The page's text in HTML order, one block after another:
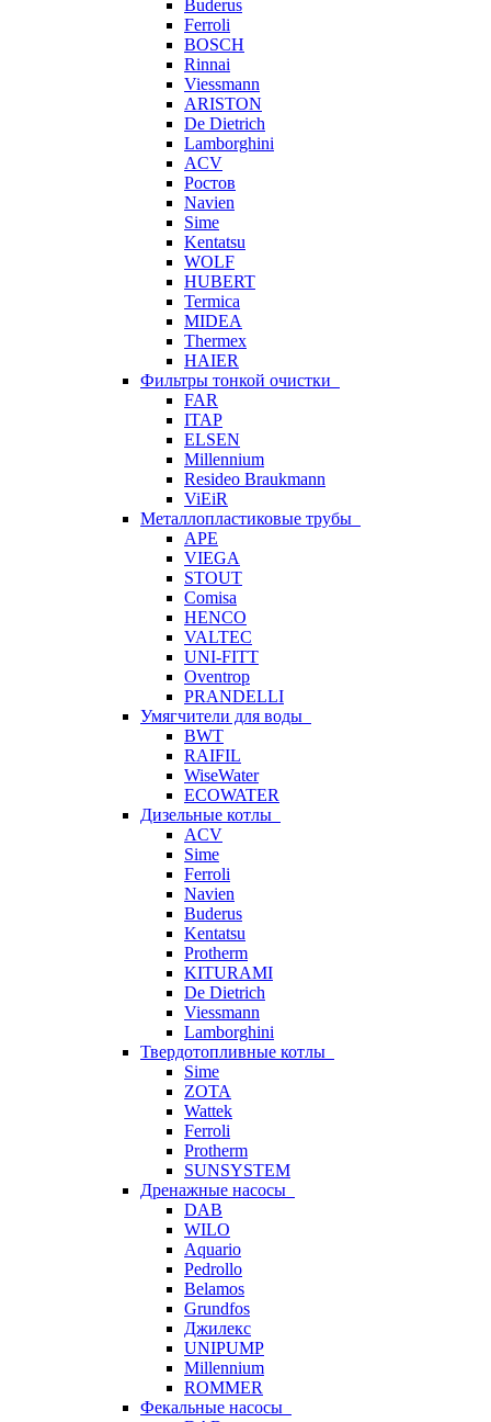
Buderus
Ferroli
BOSCH
Rinnai
Viessmann
ARISTON
De Dietrich
Lamborghini
ACV
Ростов
Navien
Sime
Kentatsu
WOLF
HUBERT
Termica
MIDEA
Thermex
HAIER
Фильтры тонкой очистки
FAR
ITAP
ELSEN
Millennium
Resideo Braukmann
ViEiR
Металлопластиковые трубы
APE
VIEGA
STOUT
Comisa
HENCO
VALTEC
UNI-FITT
Oventrop
PRANDELLI
Умягчители для воды
BWT
RAIFIL
WiseWater
ECOWATER
Дизельные котлы
ACV
Sime
Ferroli
Navien
Buderus
Kentatsu
Protherm
KITURAMI
De Dietrich
Viessmann
Lamborghini
Твердотопливные котлы
Sime
ZOTA
Wattek
Ferroli
Protherm
SUNSYSTEM
Дренажные насосы
DAB
WILO
Aquario
Pedrollo
Belamos
Grundfos
Джилекс
UNIPUMP
Millennium
ROMMER
Фекальные насосы